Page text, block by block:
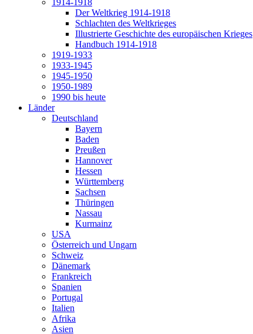
1914-1918
Der Weltkrieg 1914-1918
Schlachten des Weltkrieges
Illustrierte Geschichte des europäischen Krieges
Handbuch 1914-1918
1919-1933
1933-1945
1945-1950
1950-1989
1990 bis heute
Länder
Deutschland
Bayern
Baden
Preußen
Hannover
Hessen
Württemberg
Sachsen
Thüringen
Nassau
Kurmainz
USA
Österreich und Ungarn
Schweiz
Dänemark
Frankreich
Spanien
Portugal
Italien
Afrika
Asien